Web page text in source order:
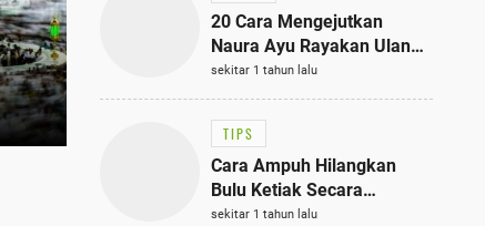
20 Cara Mengejutkan
Naura Ayu Rayakan Ulang
Tahun di Panti Asuhan,
Terlihat Anggun dengan
Kaftan Cokelat
sekitar 1 tahun lalu
TIPS
Cara Ampuh Hilangkan
Bulu Ketiak Secara
Permanen dalam 5
sekitar 1 tahun lalu